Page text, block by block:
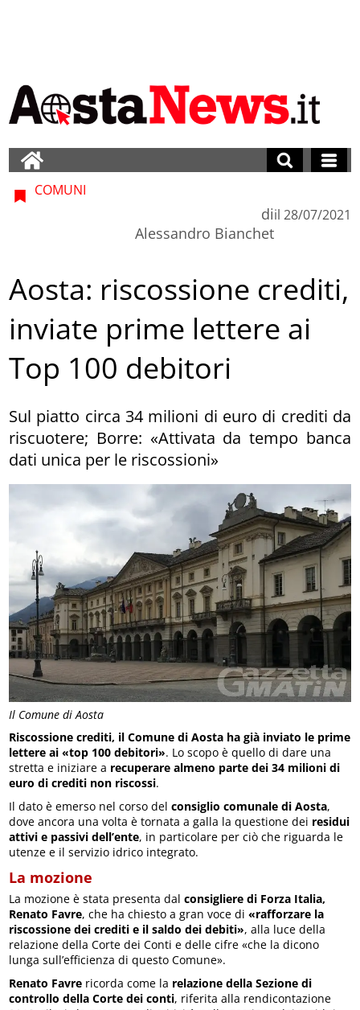
Il Comune di Aosta
COMUNI
di
Alessandro Bianchet
il 28/07/2021
Aosta: riscossione crediti,
inviate prime lettere ai
Top 100 debitori
Sul piatto circa 34 milioni di euro di crediti da
riscuotere; Borre: «Attivata da tempo banca
dati unica per le riscossioni»
Riscossione crediti, il Comune di Aosta ha già inviato le prime
lettere ai «top 100 debitori». Lo scopo è quello di dare una
stretta e iniziare a recuperare almeno parte dei 34 milioni di
euro di crediti non riscossi.
Il dato è emerso nel corso delconsiglio comunale di Aosta,
dove ancora una volta è tornata a galla la questione dei residui
attivi e passivi dell’ente, in particolare per ciò che riguarda le
utenze e il servizio idrico integrato.
La mozione
La mozione è stata presenta dalconsigliere di Forza Italia,
Renato Favre, che ha chiesto a gran voce di«rafforzare la
riscossione dei crediti e il saldo dei debiti», alla luce della
relazione della Corte dei Conti e delle cifre «che la dicono
lunga sull’efficienza di questo Comune».
Renato Favre ricorda come la relazione della Sezione di
controllo della Corte dei conti, riferita alla rendicontazione